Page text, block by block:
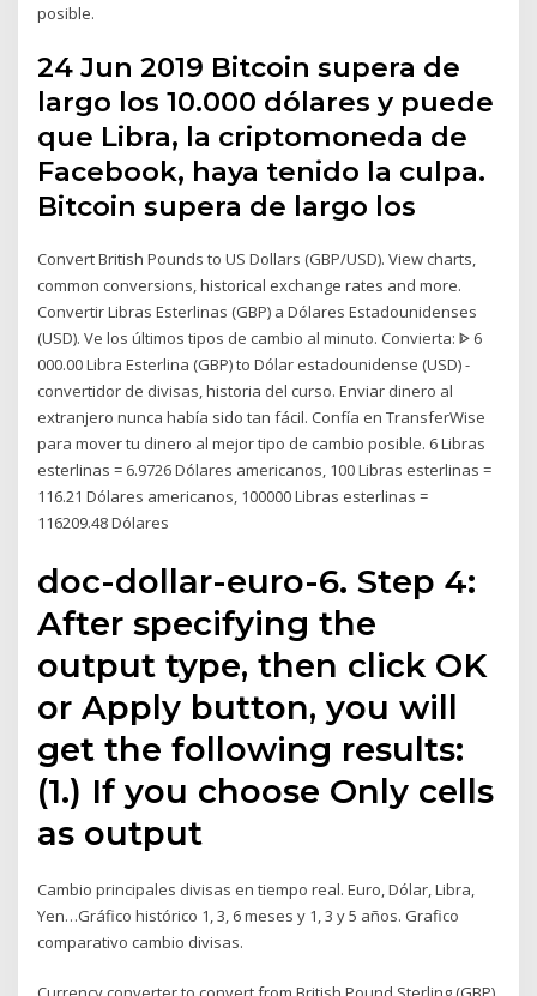
posible.
24 Jun 2019 Bitcoin supera de
largo los 10.000 dólares y puede
que Libra, la criptomoneda de
Facebook, haya tenido la culpa.
Bitcoin supera de largo los
Convert British Pounds to US Dollars (GBP/USD). View charts,
common conversions, historical exchange rates and more.
Convertir Libras Esterlinas (GBP) a Dólares Estadounidenses
(USD). Ve los últimos tipos de cambio al minuto. Convierta: ᐈ 6
000.00 Libra Esterlina (GBP) to Dólar estadounidense (USD) -
convertidor de divisas, historia del curso. Enviar dinero al
extranjero nunca había sido tan fácil. Confía en TransferWise
para mover tu dinero al mejor tipo de cambio posible. 6 Libras
esterlinas = 6.9726 Dólares americanos, 100 Libras esterlinas =
116.21 Dólares americanos, 100000 Libras esterlinas =
116209.48 Dólares
doc-dollar-euro-6. Step 4:
After specifying the
output type, then click OK
or Apply button, you will
get the following results:
(1.) If you choose Only cells
as output
Cambio principales divisas en tiempo real. Euro, Dólar, Libra,
Yen…Gráfico histórico 1, 3, 6 meses y 1, 3 y 5 años. Grafico
comparativo cambio divisas.